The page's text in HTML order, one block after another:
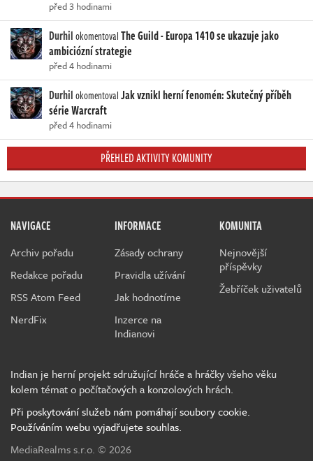
před 3 hodinami
DurhilokomentovalThe Guild - Europa 1410 se ukazuje jako
ambiciózní strategie
před 4 hodinami
DurhilokomentovalJak vznikl herní fenomén: Skutečný příběh
série Warcraft
před 4 hodinami
PŘEHLED AKTIVITY KOMUNITY
NAVIGACE
Archiv pořadu
Redakce pořadu
RSS Atom Feed
NerdFix
INFORMACE
Zásady ochrany
Pravidla užívání
Jak hodnotíme
Inzerce na
Indianovi
KOMUNITA
Nejnovější
příspěvky
Žebříček uživatelů
Indian je herní projekt sdružující hráče a hráčky všeho věku
kolem témat o počítačových a konzolových hrách.
Při poskytování služeb nám pomáhají soubory cookie.
Používáním webu vyjadřujete souhlas.
MediaRealms s.r.o. © 2026